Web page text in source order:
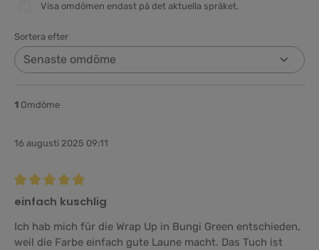
Visa omdömen endast på det aktuella språket.
Sortera efter
1 Omdöme
16 augusti 2025 09:11
Recension med betyg på 5 av 5 stjärnor
einfach kuschlig
Ich hab mich für die Wrap Up in Bungi Green entschieden,
weil die Farbe einfach gute Laune macht. Das Tuch ist